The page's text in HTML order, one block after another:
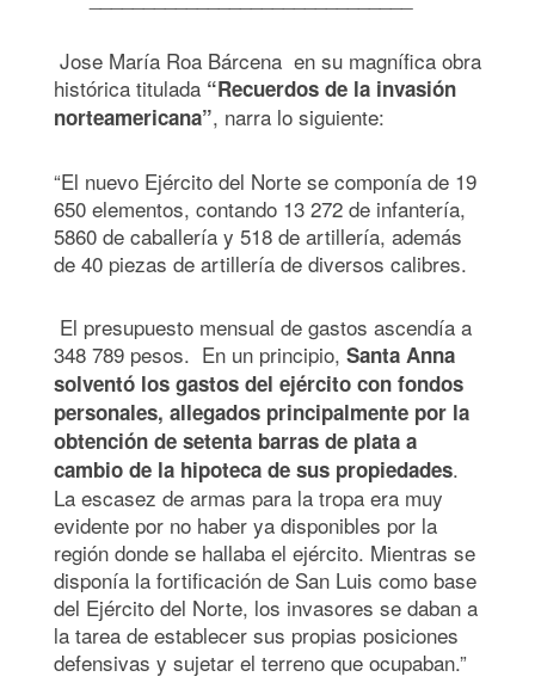
Jose María Roa Bárcena en su magnífica obra
histórica titulada “Recuerdos de la invasión
norteamericana”, narra lo siguiente:
“El nuevo Ejército del Norte se componía de 19
650 elementos, contando 13 272 de infantería,
5860 de caballería y 518 de artillería, además
de 40 piezas de artillería de diversos calibres.
El presupuesto mensual de gastos ascendía a
348 789 pesos. En un principio, Santa Anna
solventó los gastos del ejército con fondos
personales, allegados principalmente por la
obtención de setenta barras de plata a
cambio de la hipoteca de sus propiedades.
La escasez de armas para la tropa era muy
evidente por no haber ya disponibles por la
región donde se hallaba el ejército. Mientras se
disponía la fortificación de San Luis como base
del Ejército del Norte, los invasores se daban a
la tarea de establecer sus propias posiciones
defensivas y sujetar el terreno que ocupaban.”